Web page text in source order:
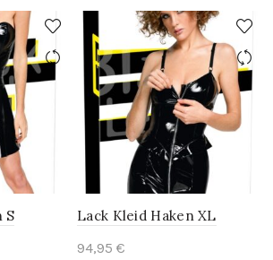
S
Lack Kleid Haken XL
94,95 €